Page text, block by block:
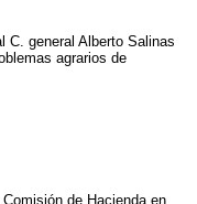
C. general Alberto Salinas
agrarios de
de Hacienda en